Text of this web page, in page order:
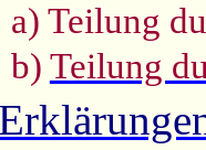
a) Teilung
b) Teilung